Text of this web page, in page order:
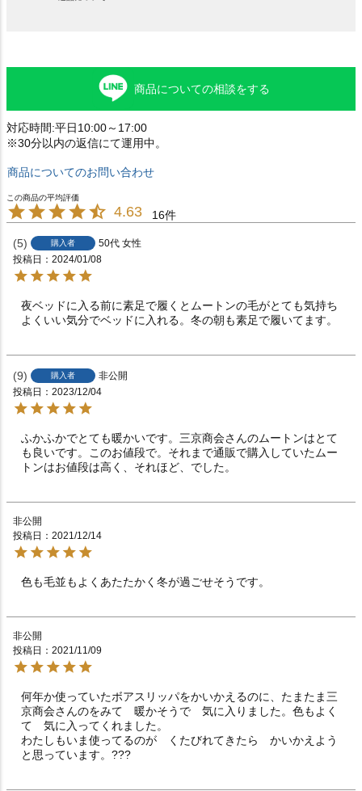
商品についての相談をする
対応時間:平日10:00～17:00
※30分以内の返信にて運用中。
商品についてのお問い合わせ
4.63 16
5 購入者 50代 女性
投稿日
2024/01/08
夜ベッドに入る前に素足で履くとムートンの毛がとても気持ち
よくいい気分でベッドに入れる。冬の朝も素足で履いてます。
9 購入者
非公開
投稿日
2023/12/04
ふかふかでとても暖かいです。三京商会さんのムートンはとて
も良いです。このお値段で。それまで通販で購入していたムー
トンはお値段は高く、それほど、でした。
非公開
投稿日
2021/12/14
色も毛並もよくあたたかく冬が過ごせそうです。
非公開
投稿日
2021/11/09
何年か使っていたボアスリッパをかいかえるのに、たまたま三
京商会さんのをみて　暖かそうで　気に入りました。色もよく
て　気に入ってくれました。
わたしもいま使ってるのが　くたびれてきたら　かいかえよう
と思っています。???